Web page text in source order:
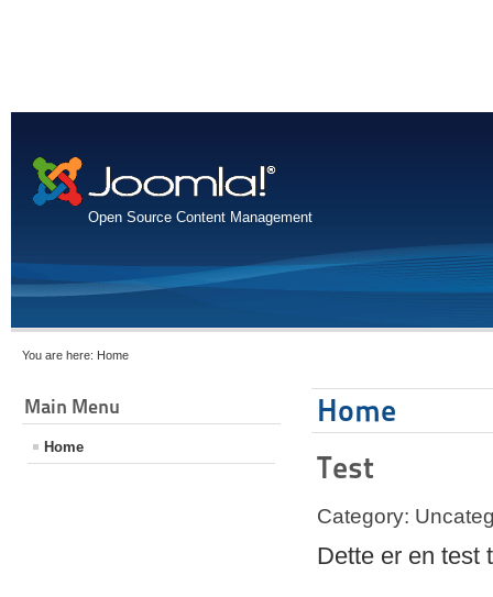
Open Source Content Management
You are here: Home
Main Menu
Home
Home
Test
Category:
Dette er en test